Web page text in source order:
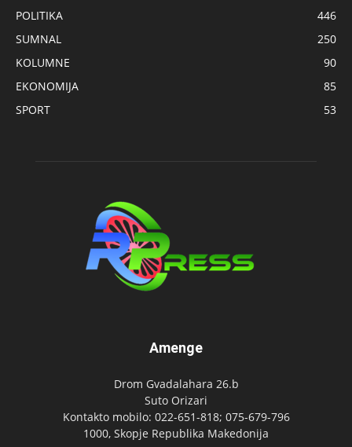
POLITIKA
446
SUMNAL
250
KOLUMNE
90
EKONOMIJA
85
SPORT
53
Amenge
Drom Gvadalahara 26.b
Suto Orizari
Kontakto mobilo: 022-651-818; 075-679-796
1000, Skopje Republika Makedonija